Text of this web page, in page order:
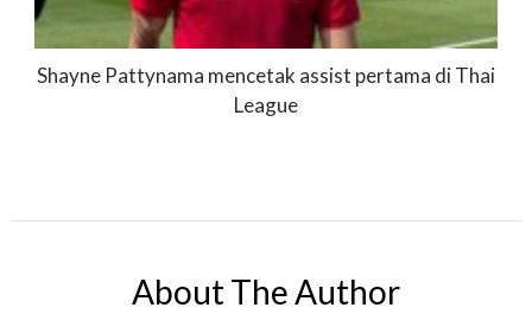
Shayne Pattynama mencetak assist pertama di Thai
League
About The Author